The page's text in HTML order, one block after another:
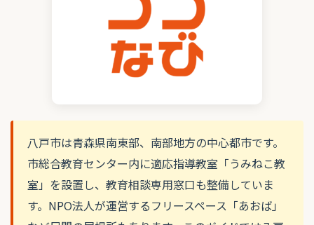
八戸市は青森県南東部、南部地方の中心都市です。
市総合教育センター内に適応指導教室「うみねこ教
室」を設置し、教育相談専用窓口も整備していま
す。NPO法人が運営するフリースペース「あおば」